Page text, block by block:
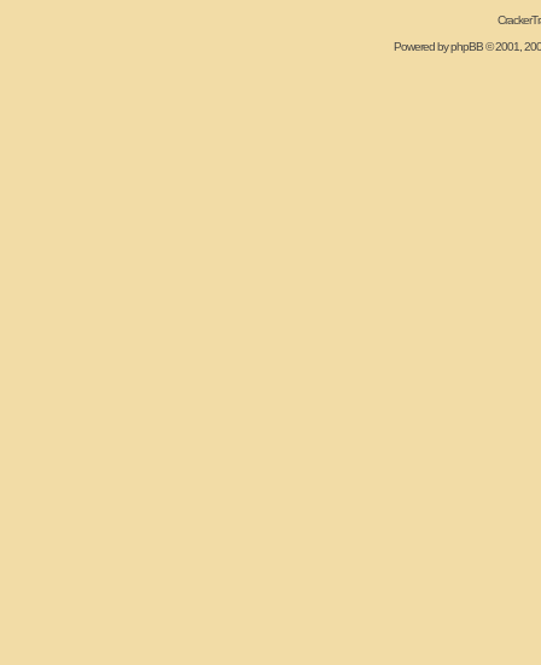
Powered byphpBB© 2001,